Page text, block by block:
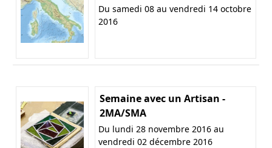
Du samedi 08 au vendredi 14 octobre
2016
Semaine avec un Artisan -
2MA/SMA
Du lundi 28 novembre 2016 au
vendredi 02 décembre 2016